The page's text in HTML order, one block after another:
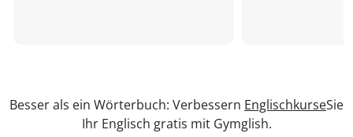
Besser als ein Wörterbuch: Verbessern EnglischkurseSie
Ihr Englisch gratis mit Gymglish.